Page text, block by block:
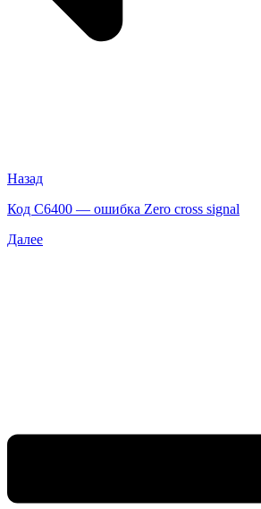
Назад
Код C6400 — ошибка Zero cross signal
Далее